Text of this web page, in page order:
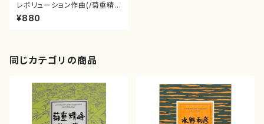
レボリューション作曲(/菊重精
峰/楽譜）
¥880
同じカテゴリの商品